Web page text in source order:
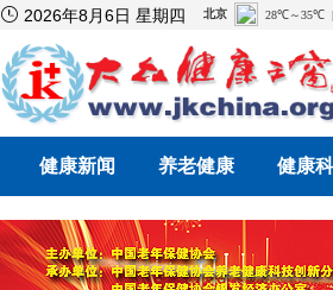
 2026年8月6日 星期四
健康新闻 养老健康 健康